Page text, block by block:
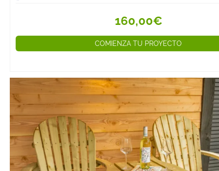
160,00€
COMIENZA TU PROYECTO